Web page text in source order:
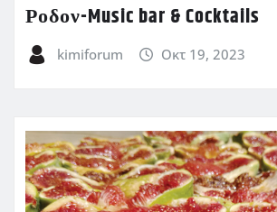
Ροδον-Music bar & Cocktails
kimiforum Οκτ 19, 2023